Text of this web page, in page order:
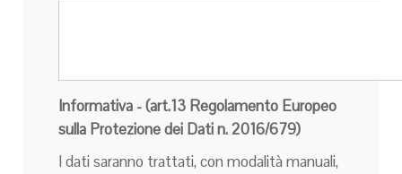
Informativa - (art.13 Regolamento Europeo
sulla Protezione dei Dati n. 2016/679)
I dati saranno trattati, con modalità manuali,